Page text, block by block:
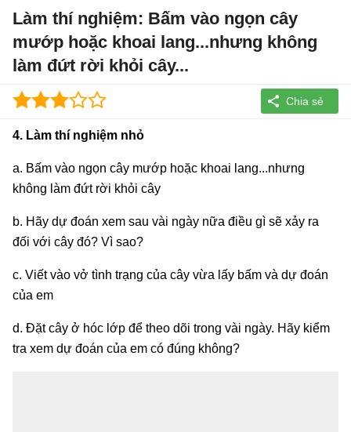
Làm thí nghiệm: Bấm vào ngọn cây
mướp hoặc khoai lang...nhưng không
làm đứt rời khỏi cây...
4. Làm thí nghiệm nhỏ
a. Bấm vào ngọn cây mướp hoặc khoai lang...nhưng
không làm đứt rời khỏi cây
b. Hãy dự đoán xem sau vài ngày nữa điều gì sẽ xảy ra
đối với cây đó? Vì sao?
c. Viết vào vở tình trạng của cây vừa lấy bấm và dự đoán
của em
d. Đặt cây ở hóc lớp để theo dõi trong vài ngày. Hãy kiểm
tra xem dự đoán của em có đúng không?